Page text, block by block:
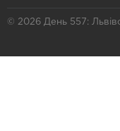
© 2026 День 557: